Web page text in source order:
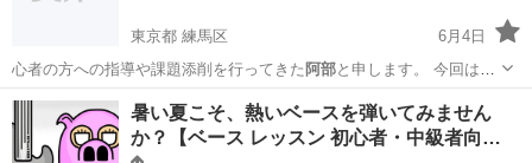
東京都 練馬区
6月4日
心者の方への指導や課題添削を行ってきた 阿部と申します。 今回は、
After…
東京 練馬区 その他 AfterEffects
暑い夏こそ、熱いベースを弾いてみません
か？【ベース レッスン 初心者・中級者向…